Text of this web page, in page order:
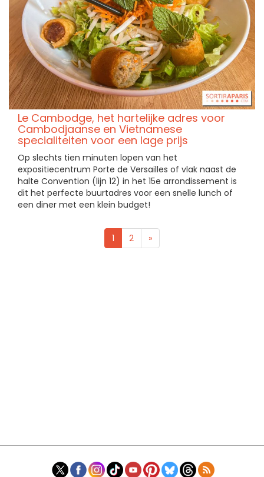
Le Cambodge, het hartelijke adres voor
Cambodjaanse en Vietnamese
specialiteiten voor een lage prijs
Op slechts tien minuten lopen van het
expositiecentrum Porte de Versailles of vlak naast de
halte Convention (lijn 12) in het 15e arrondissement is
dit het perfecte buurtadres voor een snelle lunch of
een diner met een klein budget!
1 2 »